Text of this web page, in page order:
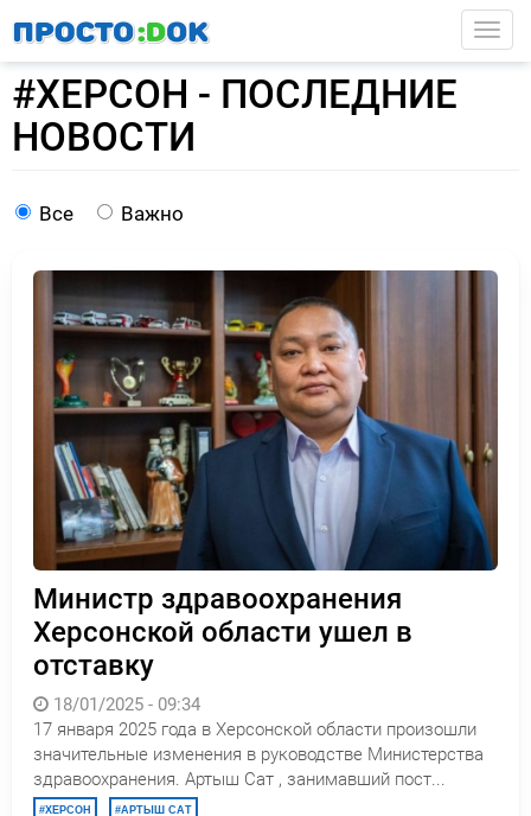
основному
содержанию
#ХЕРСОН - ПОСЛЕДНИЕ
НОВОСТИ
Все Важно
Министр здравоохранения
Херсонской области ушел в
отставку
18/01/2025 - 09:34
17 января 2025 года в Херсонской области произошли
значительные изменения в руководстве Министерства
здравоохранения. Артыш Сат , занимавший пост...
ХЕРСОН АРТЫШ САТ